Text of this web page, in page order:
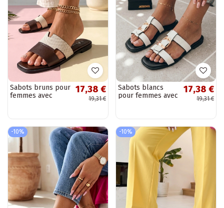
Sabots bruns pour
femmes avec
17,38 €
19,31 €
Sabots blancs
pour femmes avec
17,38 €
19,31 €
-10% -10%